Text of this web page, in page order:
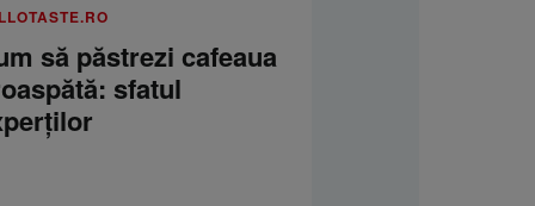
să păstrezi cafeaua
sfatul